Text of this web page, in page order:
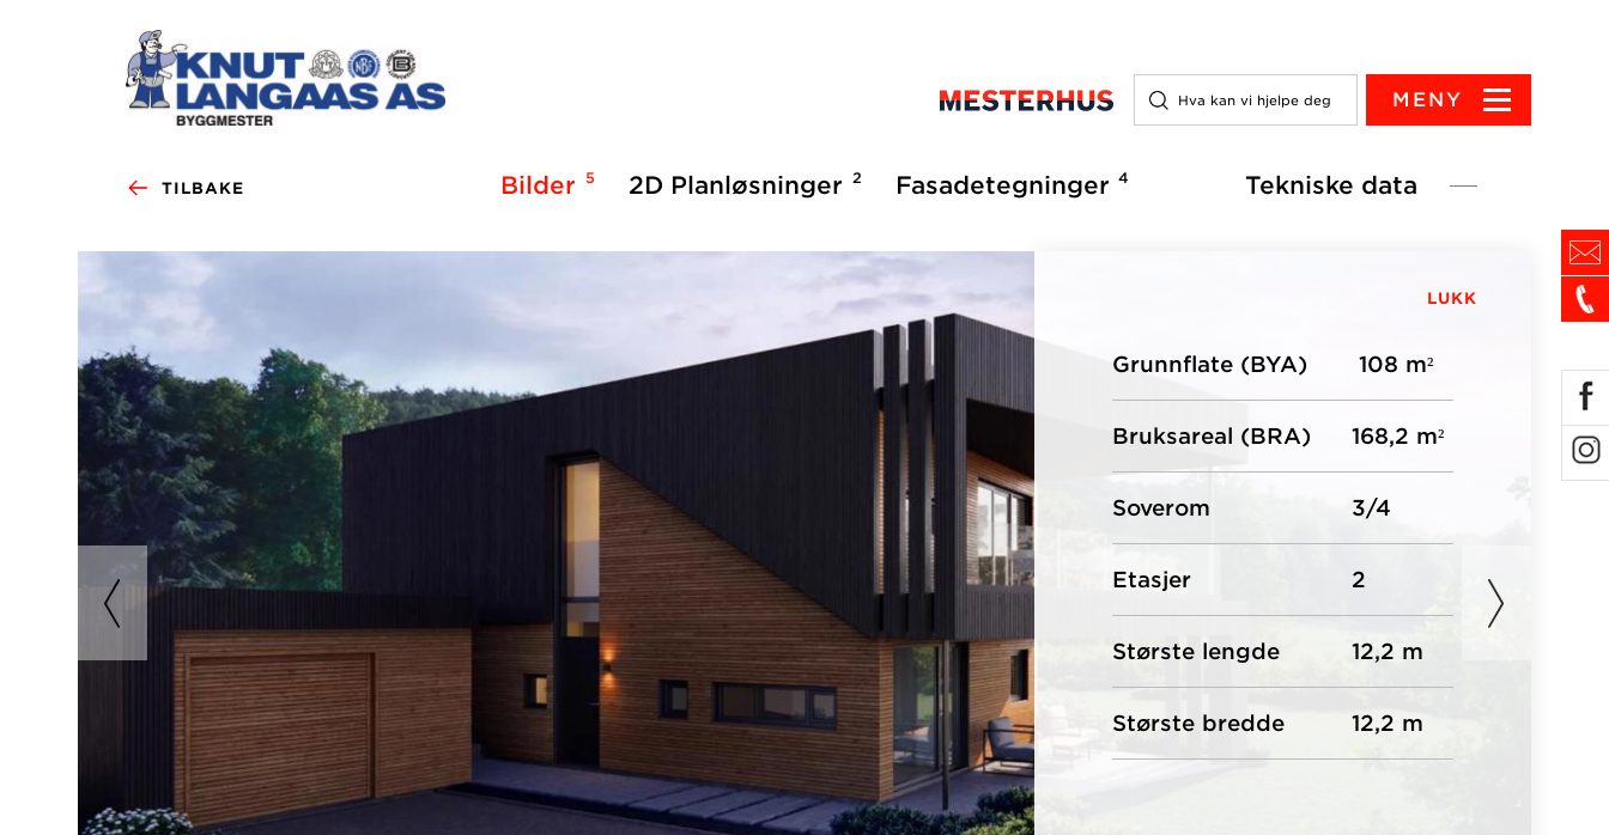
MENY
TILBAKE Bilder 5 2D Planløsninger 2 Fasadetegninger 4 Tekniske data
LUKK
Grunnflate (BYA) 108 m²
Bruksareal (BRA) 168,2 m²
Soverom 3/4
Etasjer 2
Største lengde 12,2 m
Største bredde 12,2 m